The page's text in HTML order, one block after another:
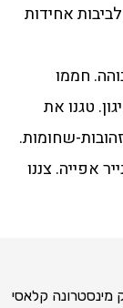
4. הוציאו את התערובת מהמקרר וצרו 8-10 לביבות אחידות
חממו
טגנו את
אפייה. צננו
מינסטרונה קלאסי